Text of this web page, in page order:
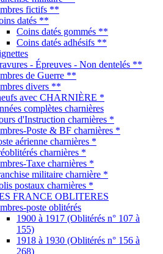
fictifs **
datés **
Coins datés gommés **
Coins datés adhésifs **
- Épreuves - Non dentelés **
de Guerre **
divers **
avec CHARNIÈRE *
complètes charnières
d'Instruction charnières *
Poste & BF charnières *
aérienne charnières *
charnières *
Taxe charnières *
militaire charnière *
postaux charnières *
FRANCE OBLITERES
poste oblitérés
1900 à 1917 (Oblitérés n° 107 à
155)
1918 à 1930 (Oblitérés n° 156 à
268)